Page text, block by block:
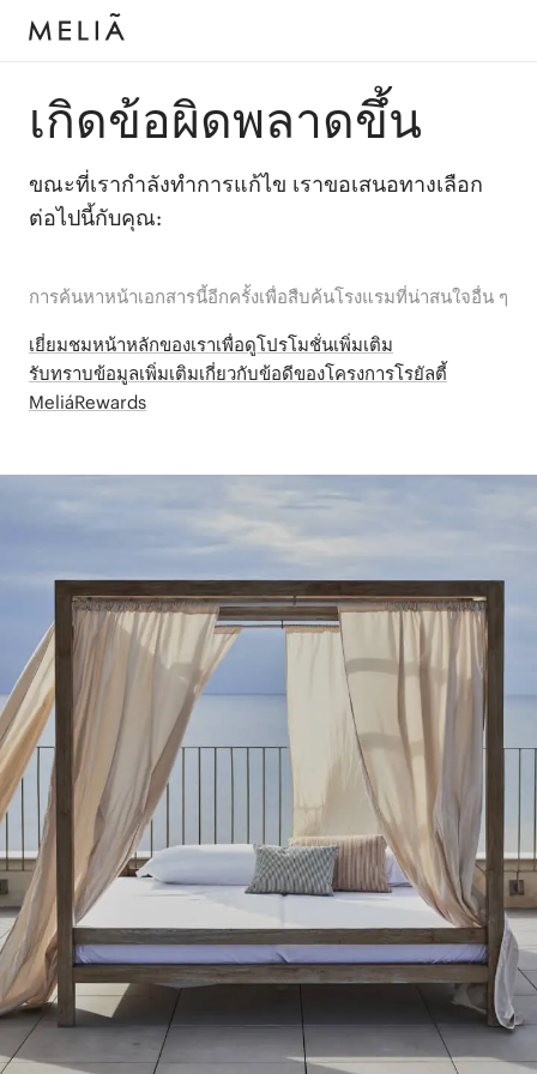
เกิดข้อผิดพลาดขึ้น
ขณะที่เรากำลังทำการแก้ไข เราขอเสนอทางเลือก
ต่อไปนี้กับคุณ:
การค้นหาหน้าเอกสารนี้อีกครั้งเพื่อสืบค้นโรงแรมที่น่าสนใจอื่น ๆ
เยี่ยมชมหน้าหลักของเราเพื่อดูโปรโมชั่นเพิ่มเติม
รับทราบข้อมูลเพิ่มเติมเกี่ยวกับข้อดีของโครงการโรยัลตี้
MeliáRewards